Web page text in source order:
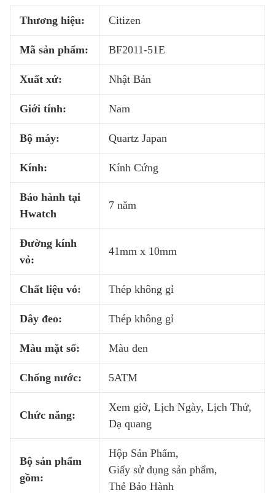
Thương hiệu: Citizen
Mã sản phẩm: BF2011-51E
Xuất xứ: Nhật Bản
Giới tính: Nam
Bộ máy: Quartz Japan
Kính: Kính Cứng
Bảo hành tại
Hwatch
7 năm
Đường kính
vỏ:
41mm x 10mm
Chất liệu vỏ: Thép không gỉ
Dây đeo: Thép không gỉ
Màu mặt số: Màu đen
Chống nước: 5ATM
Chức năng:
Xem giờ, Lịch Ngày, Lịch Thứ,
Dạ quang
Bộ sản phẩm
gồm:
Hộp Sản Phẩm,
Giấy sử dụng sản phẩm,
Thẻ Bảo Hành